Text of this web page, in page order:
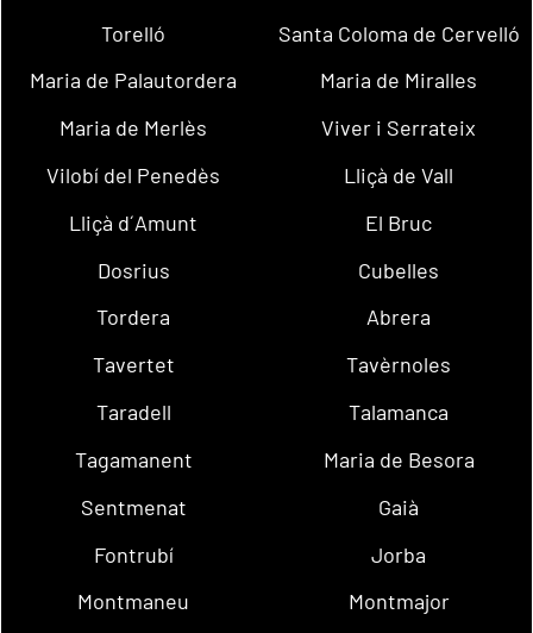
Torelló
Santa Coloma de Cervelló
Maria de Palautordera
Maria de Miralles
Maria de Merlès
Viver i Serrateix
Vilobí del Penedès
Lliçà de Vall
Lliçà d´Amunt
El Bruc
Dosrius
Cubelles
Tordera
Abrera
Tavertet
Tavèrnoles
Taradell
Talamanca
Tagamanent
Maria de Besora
Sentmenat
Gaià
Fontrubí
Jorba
Montmaneu
Montmajor